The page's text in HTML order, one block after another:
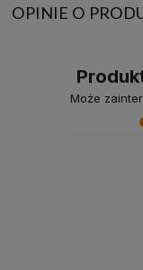
OPINIE O
Może